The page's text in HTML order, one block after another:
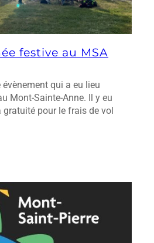
festive au MSA
qui a eu lieu
Mont-Sainte-Anne. Il y eu
pour le frais de vol